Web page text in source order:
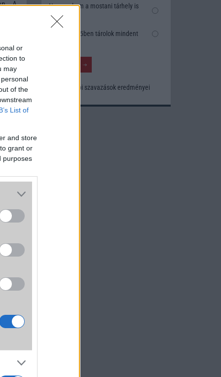
or
to
may
of the
List of
and store
grant or
purposes
A
be.
Nem, nekem a mostani tárhely is
elég
Inkább felhőben tárolok mindent
Korábbi szavazások eredményei